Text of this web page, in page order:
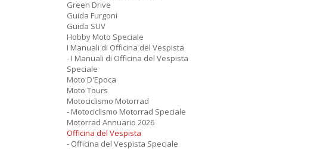
Green Drive
Guida Furgoni
Guida SUV
Hobby Moto Speciale
I Manuali di Officina del Vespista
- I Manuali di Officina del Vespista
Speciale
Moto D'Epoca
Moto Tours
Motociclismo Motorrad
- Motociclismo Motorrad Speciale
Motorrad Annuario 2026
Officina del Vespista
- Officina del Vespista Speciale